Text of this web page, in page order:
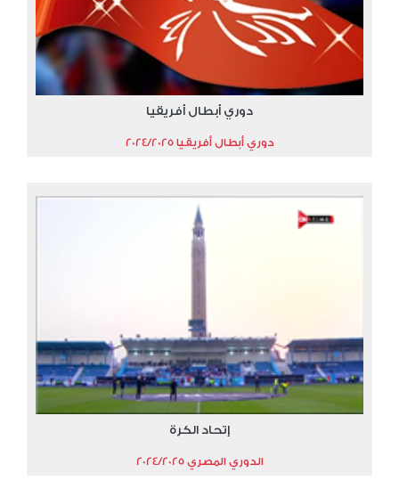
دوري أبطال أفريقيا
دوري أبطال أفريقيا 2024/2025
إتحاد الكرة
الدوري المصري 2024/2025